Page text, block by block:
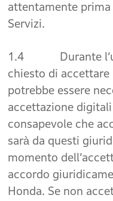
attentamente prima
Servizi.
1.4 Durante
chiesto di accettare
potrebbe essere
accettazione digitali
consapevole che
sarà da questi
momento
accordo
Honda. Se non